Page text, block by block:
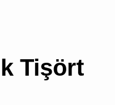
Tişört